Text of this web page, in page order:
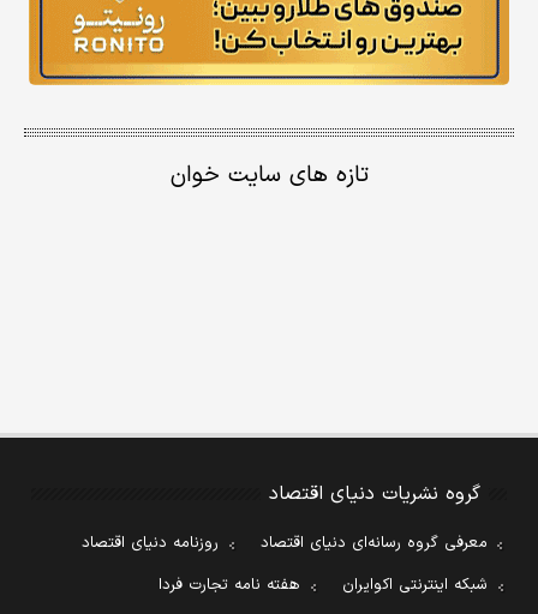
تازه های سایت خوان
گروه نشریات دنیای اقتصاد
معرفی گروه رسانه‌ای دنیای اقتصاد
روزنامه دنیای اقتصاد
شبکه اینترنتی اکوایران
هفته نامه تجارت فردا